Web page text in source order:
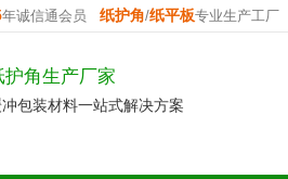
年诚信通会员 纸护角/纸平板专业生产工厂
护角生产厂家
包装材料一站式解决方案